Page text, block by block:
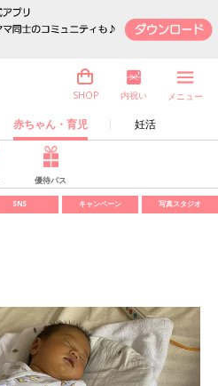
赤ちゃん・育児 妊活
SHOP 内祝い メニュー
優待パス
SNS キャンペーン 写真スタジオ